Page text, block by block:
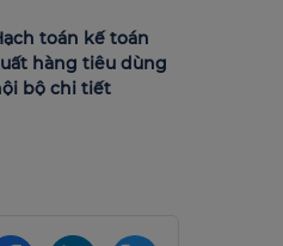
toán kế toán
hàng tiêu dùng
bộ chi tiết